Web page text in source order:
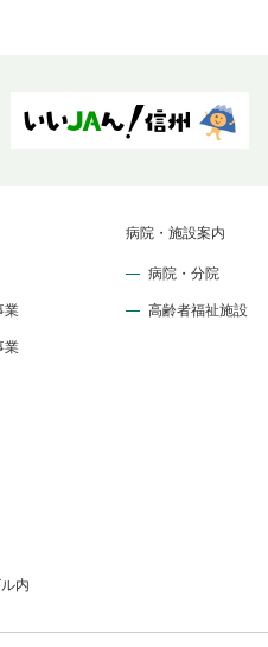
業
業
病院・施設案内
病院・分院
高齢者福祉施設
内